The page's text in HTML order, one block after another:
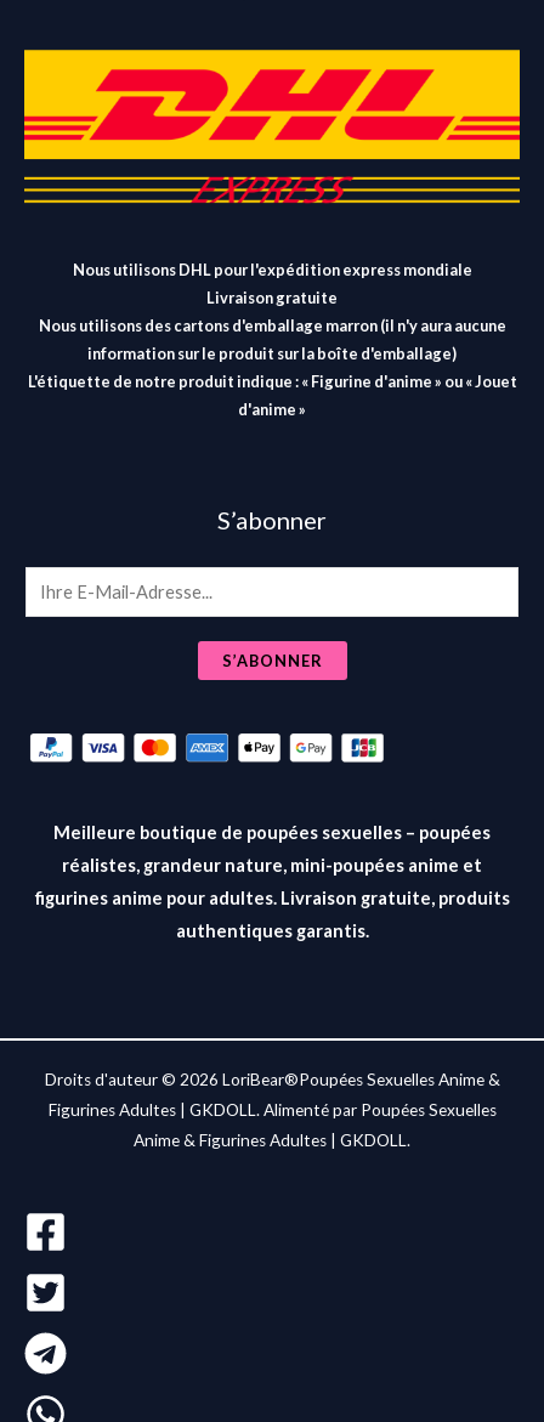
Nous utilisons DHL pour l'expédition express mondiale
Livraison gratuite
Nous utilisons des cartons d'emballage marron (il n'y aura aucune
information sur le produit sur la boîte d'emballage)
L'étiquette de notre produit indique : « Figurine d'anime » ou « Jouet
d'anime »
S’abonner
m
S’ABONNER
Meilleure boutique de poupées sexuelles – poupées
réalistes, grandeur nature, mini-poupées anime et
figurines anime pour adultes. Livraison gratuite, produits
authentiques garantis.
Droits d'auteur © 2026 LoriBear®Poupées Sexuelles Anime &
Figurines Adultes | GKDOLL. Alimenté par Poupées Sexuelles
Anime & Figurines Adultes | GKDOLL.